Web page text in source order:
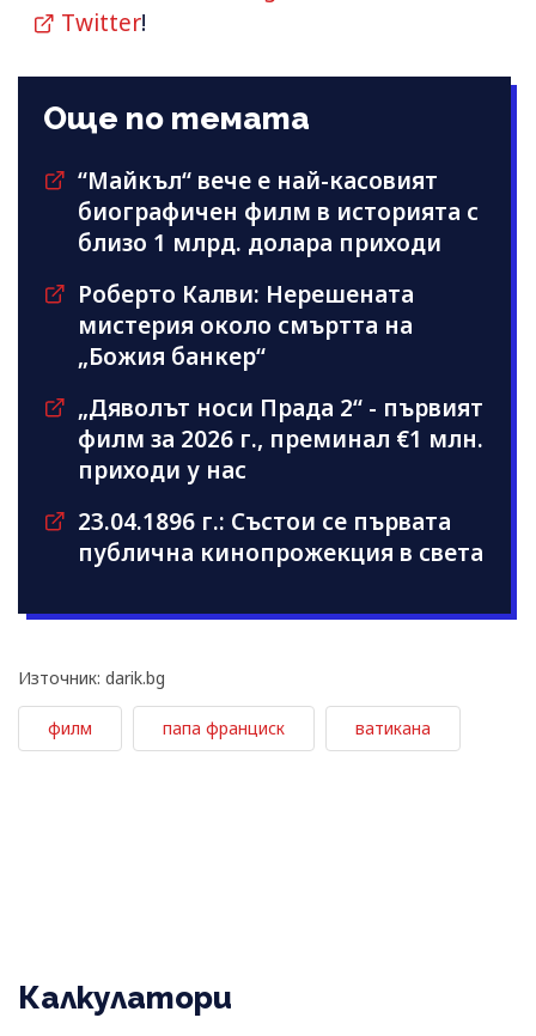
Twitter!
Още по темата
“Майкъл“ вече е най-касовият
биографичен филм в историята с
близо 1 млрд. долара приходи
Роберто Калви: Нерешената
мистерия около смъртта на
„Божия банкер“
„Дяволът носи Прада 2“ - първият
филм за 2026 г., преминал €1 млн.
приходи у нас
23.04.1896 г.: Състои се първата
публична кинопрожекция в света
Източник: darik.bg
филм папа франциск ватикана
Калкулатори